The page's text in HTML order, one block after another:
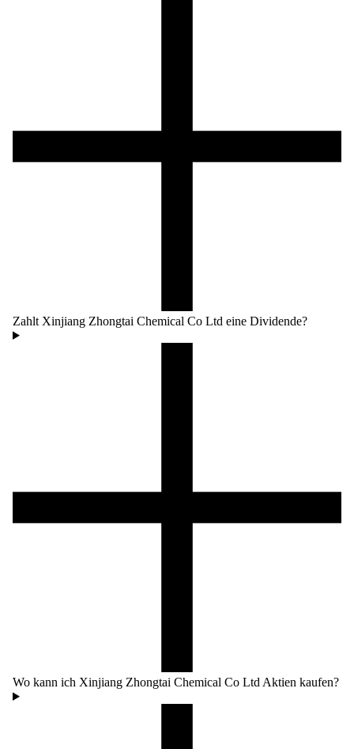
Zahlt Xinjiang Zhongtai Chemical Co Ltd eine Dividende?
Wo kann ich Xinjiang Zhongtai Chemical Co Ltd Aktien kaufen?